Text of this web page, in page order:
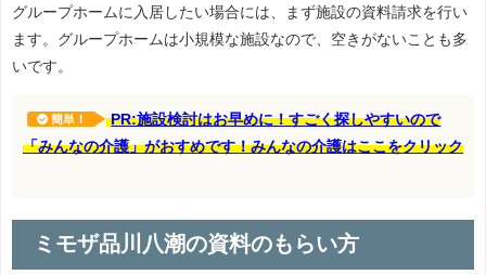
グループホームに入居したい場合には、まず施設の資料請求を行い
ます。グループホームは小規模な施設なので、空きがないことも多
いです。
簡単！
PR:施設検討はお早めに！すごく探しやすいので
「みんなの介護」がおすめです！みんなの介護はここをクリック
ミモザ品川八潮の資料のもらい方